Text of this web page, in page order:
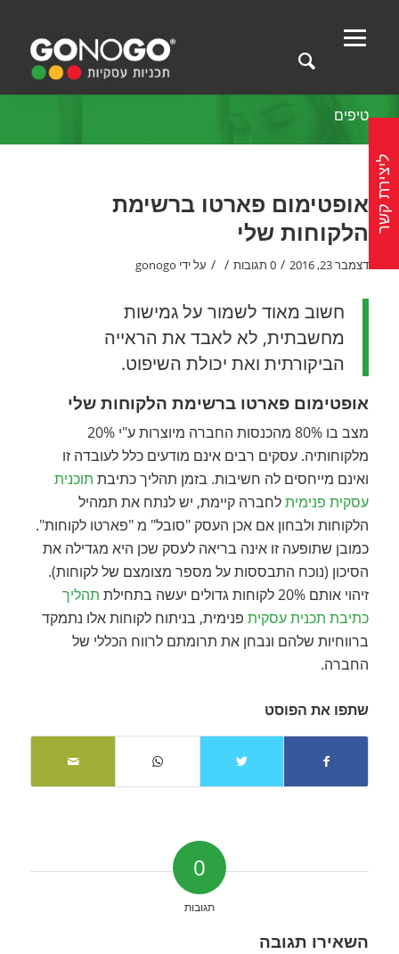
טיפים
אופטימום פארטו ברשימת
הלקוחות שלי
דצמבר 23, 2016 / 0 תגובות /
/ על ידי gonogo
חשוב מאוד לשמור על גמישות
מחשבתית, לא לאבד את הראייה
הביקורתית ואת יכולת השיפוט.
אופטימום פארטו ברשימת הלקוחות שלי
מצב בו 80% מהכנסות החברה מיוצרות ע"י 20%
מלקוחותיה. עסקים רבים אינם מודעים כלל לעובדה זו
ואינם מייחסים לה חשיבות. בזמן תהליך כתיבת תוכנית
עסקית פנימיתלחברה קיימת, יש לנתח את תמהיל
הלקוחות ולבחון אם אכן העסק "סובל" מ "פארטו לקוחות".
כמובן שתופעה זו אינה בריאה לעסק שכן היא מגדילה את
הסיכון (נוכח התבססות על מספר מצומצם של לקוחות).
זיהוי אותם 20% לקוחות גדולים יעשה בתחילת
תהליך
כתיבת תכנית עסקיתפנימית, בניתוח לקוחות אלו נתמקד
ברווחיות שלהם ונבחן את תרומתם לרווח הכללי של
החברה.
שתפו את הפוסט
0
תגובות
השאירו תגובה
ליצירת קשר